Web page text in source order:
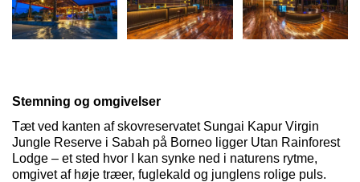
Stemning og omgivelser
Tæt ved kanten af skovreservatet Sungai Kapur Virgin
Jungle Reserve i Sabah på Borneo ligger Utan Rainforest
Lodge – et sted hvor I kan synke ned i naturens rytme,
omgivet af høje træer, fuglekald og junglens rolige puls.